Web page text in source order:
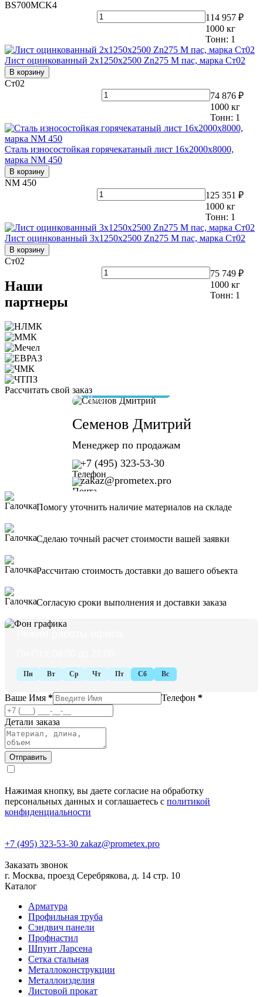
BS700MCK4
114 957 ₽
1000 кг
Тонн: 1
Лист оцинкованный 2х1250х2500 Zn275 М пас, марка Ст02
В корзину
Ст02
74 876 ₽
1000 кг
Тонн: 1
Сталь износостойкая горячекатаный лист 16х2000х8000,
марка NM 450
В корзину
NM 450
125 351 ₽
1000 кг
Тонн: 1
Лист оцинкованный 3х1250х2500 Zn275 М пас, марка Ст02
В корзину
Ст02
75 749 ₽
1000 кг
Тонн: 1
Наши
партнеры
Рассчитать свой заказ
Семенов Дмитрий
Менеджер по продажам
+7 (495) 323-53-30
zakaz@prometex.pro
Ваше Имя * Телефон *
Детали заказа
Нажимая кнопку, вы даете согласие на обработку
персональных данных и соглашаетесь с политикой
конфиденциальности
Помогу уточнить наличие материалов на складе
Сделаю точный расчет стоимости вашей заявки
Рассчитаю стоимость доставки до вашего объекта
Согласую сроки выполнения и доставки заказа
Пн Вт Ср Чт Пт Сб Вс
+7 (495) 323-53-30 zakaz@prometex.pro
Заказать звонок
г. Москва, проезд Серебрякова, д. 14 стр. 10
Каталог
Арматура
Профильная труба
Сэндвич панели
Профнастил
Шпунт Ларсена
Сетка стальная
Металлоконструкции
Металлоизделия
Листовой прокат